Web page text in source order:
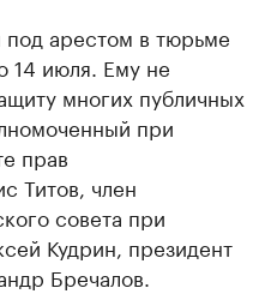
под арестом в тюрьме
14 июля. Ему не
многих публичных
при
прав
Титов, член
совета при
Кудрин, президент
Бречалов.